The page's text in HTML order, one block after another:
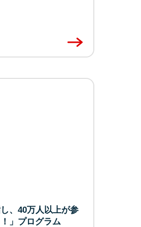
、40万人以上が参
」プログラム